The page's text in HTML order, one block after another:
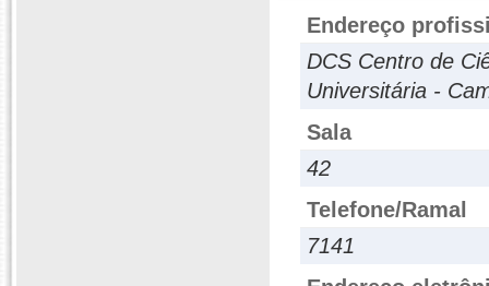
Endereço
DCS Centro de
Universitária -
Sala
42
Telefone/Ramal
7141